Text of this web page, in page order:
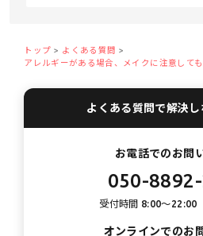
トップ
よくある質問
アレルギーがある場合、メイクに注意して
よくある質問で解決
お電話でのお問
050-
受付時間 8:00〜22:00
オンラインでのお